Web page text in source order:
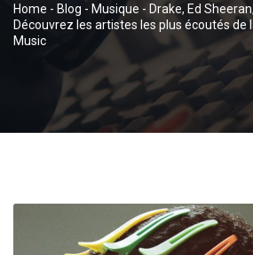
Home - Blog - Musique - Drake, Ed
Découvrez les artistes les plus écoutés de
Music